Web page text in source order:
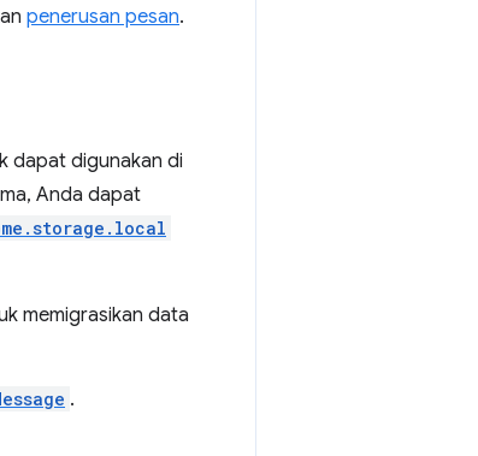
penerusan pesan.
dapat digunakan di
Anda dapat
memigrasikan data
.